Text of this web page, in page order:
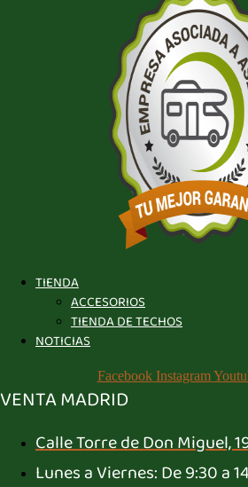
TIENDA
ACCESORIOS
TIENDA DE TECHOS
NOTICIAS
Facebook Instagram
VENTA MADRID
Calle Torre de Don Miguel,
Lunes a Viernes: De 9:30 a